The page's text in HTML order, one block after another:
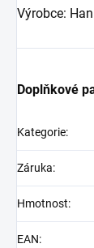
Výrobce:
Doplňkové
Kategorie:
Záruka:
Hmotnost:
EAN: